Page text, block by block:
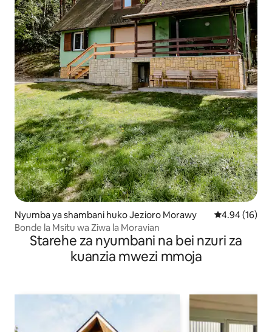
Nyumba ya shambani huko Jezioro Morawy Ukadiriaji wa
4.94 (16)
Bonde la Msitu wa Ziwa la Moravian
Starehe za nyumbani na bei nzuri za
kuanzia mwezi mmoja